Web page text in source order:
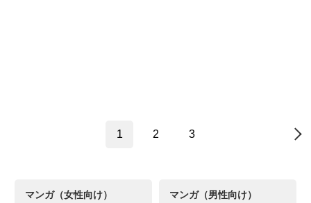
1 2 3 →
マンガ（女性向け） マンガ（男性向け）